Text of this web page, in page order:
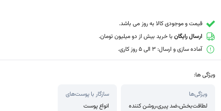
قیمت و موجودی کالا به روز می باشد.
ارسال رایگان با خرید بیش از دو میلیون تومان.
آماده سازی و ارسال: 3 الی 5 روز کاری.
ویژگی ها:
ویژگی‌ها
لطافت‌بخش،ضد پیری،روشن کننده
سازگار با پوست‌های
انواع پوست